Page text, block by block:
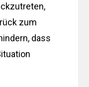
zum
dass